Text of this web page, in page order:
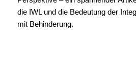
die IWL und die Bedeutung der
mit Behinderung.